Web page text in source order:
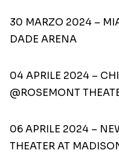
30 MARZO 2024 –
DADE ARENA
04 APRILE 2024 –
@ROSEMONT
06 APRILE 2024 –
THEATER AT